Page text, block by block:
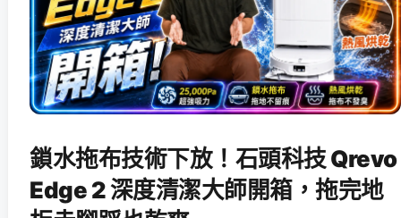
鎖水拖布技術下放！石頭科技 Qrevo
Edge 2 深度清潔大師開箱，拖完地